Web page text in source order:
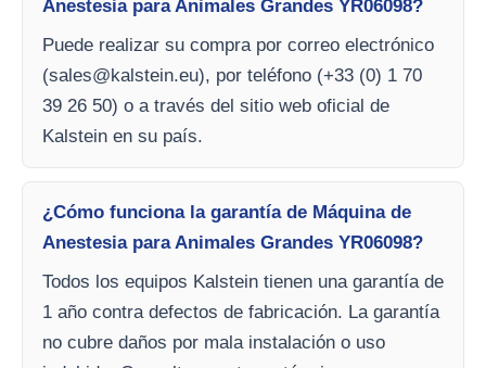
Anestesia para Animales Grandes YR06098?
Puede realizar su compra por correo electrónico
(sales@kalstein.eu), por teléfono (+33 (0) 1 70
39 26 50) o a través del sitio web oficial de
Kalstein en su país.
¿Cómo funciona la garantía de Máquina de
Anestesia para Animales Grandes YR06098?
Todos los equipos Kalstein tienen una garantía de
1 año contra defectos de fabricación. La garantía
no cubre daños por mala instalación o uso